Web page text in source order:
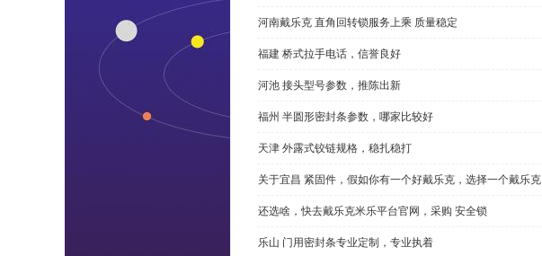
河南戴乐克 直角回转锁服务上乘 质量稳定
福建 桥式拉手电话，信誉良好
河池 接头型号参数，推陈出新
福州 半圆形密封条参数，哪家比较好
天津 外露式铰链规格，稳扎稳打
关于宜昌 紧固件，假如你有一个好戴乐克，选择一个戴乐克
还选啥，快去戴乐克米乐平台官网，采购 安全锁
乐山 门用密封条专业定制，专业执着